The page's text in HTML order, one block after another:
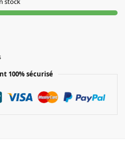
100% sécurisé